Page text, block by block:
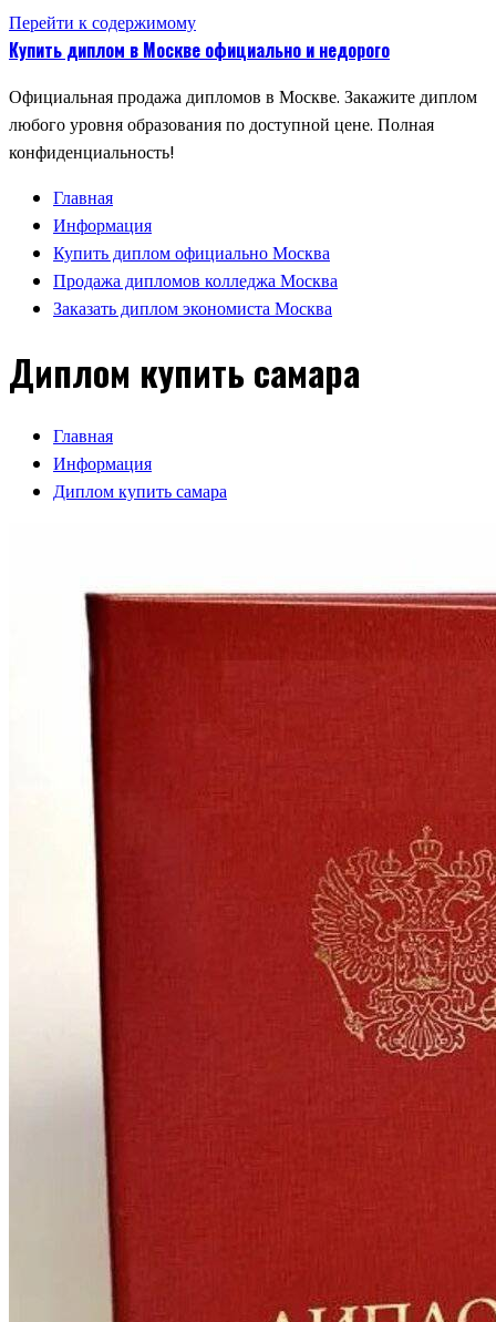
Перейти к содержимому
Купить диплом в Москве официально и недорого
Официальная продажа дипломов в Москве. Закажите диплом
любого уровня образования по доступной цене. Полная
конфиденциальность!
Главная
Информация
Купить диплом официально Москва
Продажа дипломов колледжа Москва
Заказать диплом экономиста Москва
Диплом купить самара
Главная
Информация
Диплом купить самара